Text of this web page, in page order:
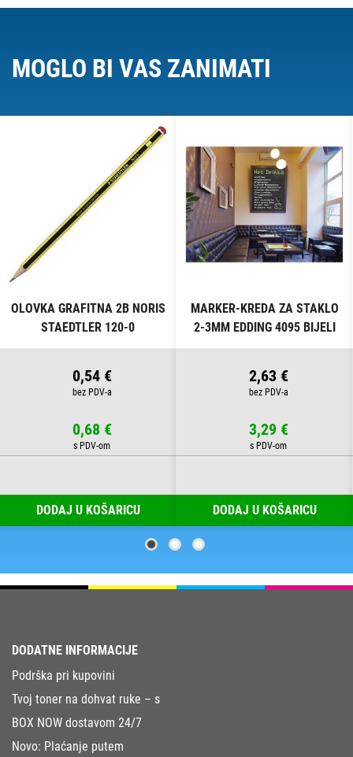
MOGLO BI VAS ZANIMATI
OLOVKA GRAFITNA 2B NORIS
STAEDTLER 120-0
0,54 €
0,68 €
DODAJ U KOŠARICU
MARKER-KREDA ZA STAKLO
2-3MM EDDING 4095 BIJELI
2,63 €
3,29 €
DODAJ U KOŠARICU
DODATNE INFORMACIJE
Podrška pri kupovini
Tvoj toner na dohvat ruke – s
BOX NOW dostavom 24/7
Novo: Plaćanje putem